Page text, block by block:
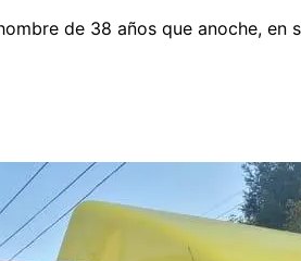
de 38 años que anoche, en